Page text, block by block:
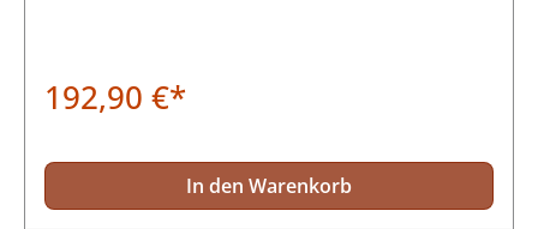
192,90 €*
In den Warenkorb